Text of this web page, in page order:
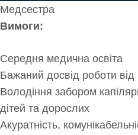
Медсестра
Вимоги:
Середня медична освіта
Бажаний досвід роботи від
Володіння забором
дітей та дорослих
Акуратність,